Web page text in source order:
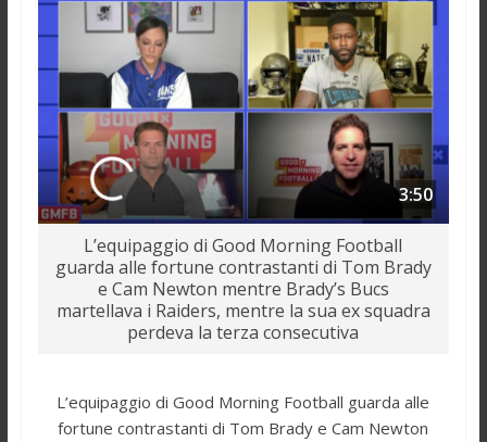
3:50
L’equipaggio di Good Morning Football
guarda alle fortune contrastanti di Tom Brady
e Cam Newton mentre Brady’s Bucs
martellava i Raiders, mentre la sua ex squadra
perdeva la terza consecutiva
L’equipaggio di Good Morning Football guarda alle
fortune contrastanti di Tom Brady e Cam Newton